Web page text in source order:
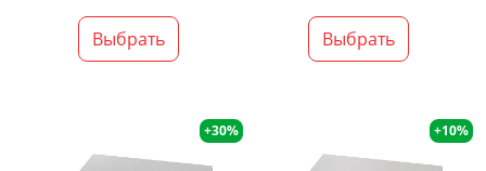
Выбрать Выбрать
+30% +10%